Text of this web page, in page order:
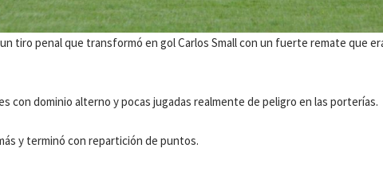
tiro penal que transformó en gol Carlos Small con un fuerte remate que
con dominio alterno y pocas jugadas realmente de peligro en las porterías.
y terminó con repartición de puntos.